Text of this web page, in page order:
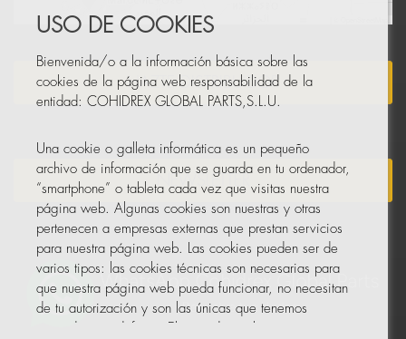
HAZTE DISTRIBUIDOR
NEWSLETTER
USO DE COOKIES
Bienvenida/o a la información básica sobre las
cookies de la página web responsabilidad de la
entidad: COHIDREX GLOBAL PARTS,S.L.U.
Una cookie o galleta informática es un pequeño
archivo de información que se guarda en tu ordenador,
“smartphone” o tableta cada vez que visitas nuestra
página web. Algunas cookies son nuestras y otras
pertenecen a empresas externas que prestan servicios
para nuestra página web. Las cookies pueden ser de
varios tipos: las cookies técnicas son necesarias para
que nuestra página web pueda funcionar, no necesitan
de tu autorización y son las únicas que tenemos